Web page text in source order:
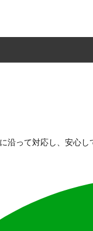
沿って対応し、安心